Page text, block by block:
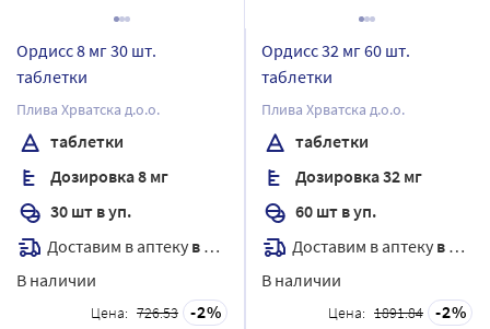
Ордисс 8 мг 30 шт.
таблетки
Плива Хрватска д.о.о.
таблетки
Дозировка 8 мг
30 шт в уп.
Доставим в аптеку в течение 7 дней
В наличии
Цена: 726.53 2
Ордисс 32 мг 60 шт.
таблетки
Плива Хрватска д.о.о.
таблетки
Дозировка 32 мг
60 шт в уп.
Доставим в аптеку в течение 7 дней
В наличии
Цена: 1891.84 2